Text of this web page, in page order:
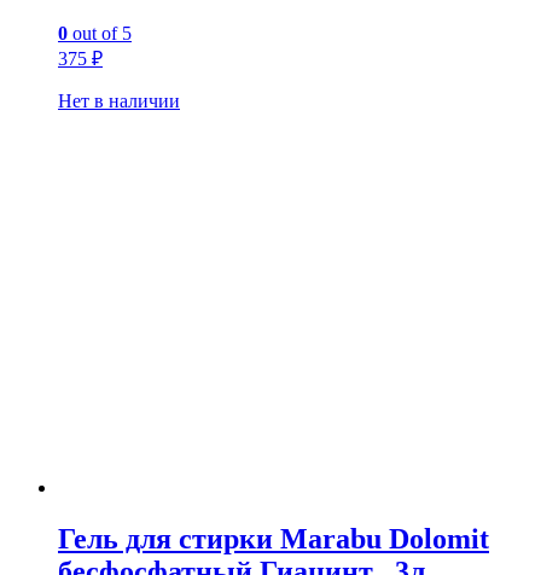
0 out of 5
375 ₽
Нет в наличии
Гель для стирки Marabu Dolomit